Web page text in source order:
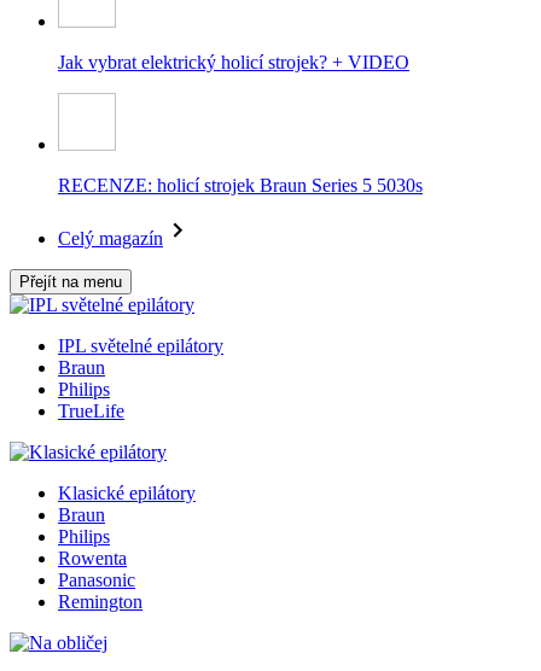
Jak vybrat elektrický holicí strojek? + VIDEO
RECENZE: holicí strojek Braun Series 5 5030s
Celý magazín
Přejít na menu
IPL světelné epilátory
Braun
Philips
TrueLife
Klasické epilátory
Braun
Philips
Rowenta
Panasonic
Remington